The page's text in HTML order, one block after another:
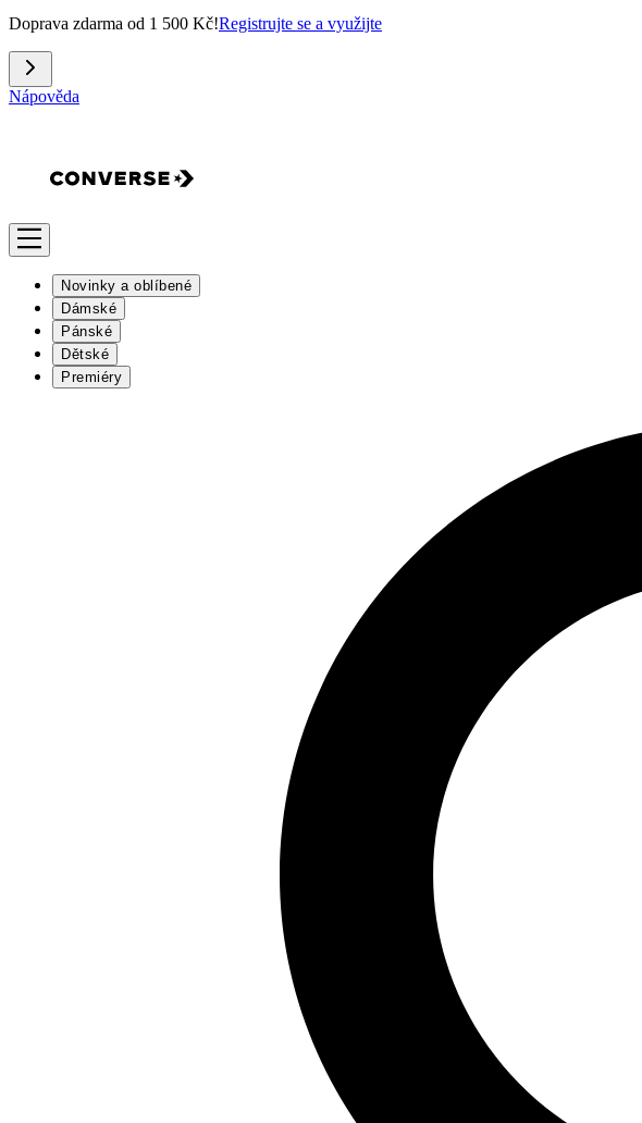
Doprava zdarma od 1 500 Kč!Registrujte se a využijte
Nápověda
Novinky a oblíbené
Dámské
Pánské
Dětské
Premiéry